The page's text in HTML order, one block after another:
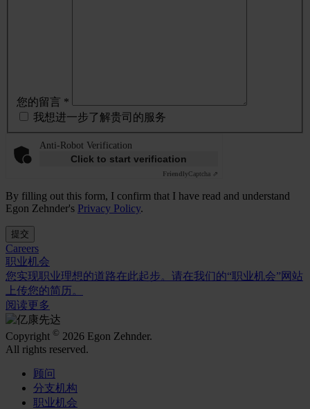
您的留言 *
我想进一步了解贵司的服务
Anti-Robot Verification
Click to start verification
FriendlyCaptcha ⇗
By filling out this form, I confirm that I have read and understand
Egon Zehnder's Privacy Policy.
提交
Careers
职业机会
您实现职业理想的道路在此起步。请在我们的“职业机会”网站
上传您的简历。
阅读更多
Copyright © 2026 Egon Zehnder.
All rights reserved.
顾问
分支机构
职业机会